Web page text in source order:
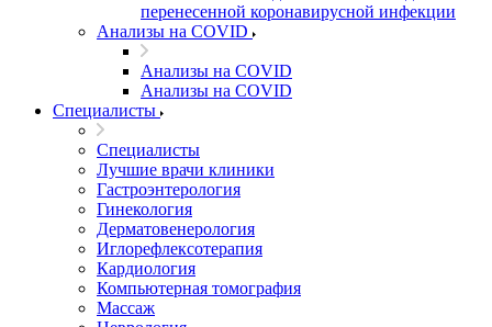
перенесенной коронавирусной инфекции
Анализы на COVID
Анализы на COVID
Анализы на COVID
Специалисты
Специалисты
Лучшие врачи клиники
Гастроэнтерология
Гинекология
Дерматовенерология
Иглорефлексотерапия
Кардиология
Компьютерная томография
Массаж